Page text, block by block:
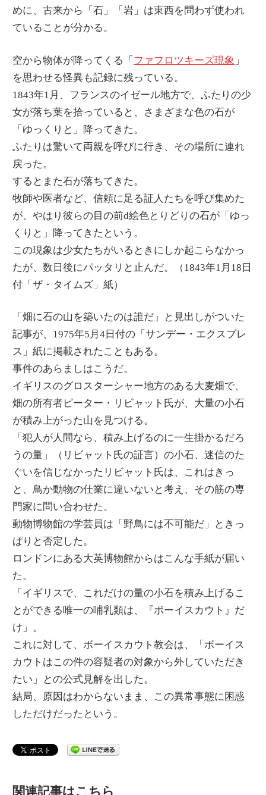
めに、古来から「石」「岩」は東西を問わず使われ
ていることが分かる。
空から物体が降ってくる「 ファフロツキーズ現象 」
を思わせる怪異も記録に残っている。
1843年1月、フランスのイゼール地方で、ふたりの少
女が落ち葉を拾っていると、さまざまな色の石が
「ゆっくりと」降ってきた。
ふたりは驚いて両親を呼びに行き、その場所に連れ
戻った。
するとまた石が落ちてきた。
牧師や医者など、信頼に足る証人たちを呼び集めた
が、やはり彼らの目の前d絵色とりどりの石が「ゆっ
くりと」降ってきたという。
この現象は少女たちがいるときにしか起こらなかっ
たが、数日後にパッタリと止んだ。（1843年1月18日
付「ザ・タイムズ」紙）
「畑に石の山を築いたのは誰だ」と見出しがついた
記事が、1975年5月4日付の「サンデー・エクスプレ
ス」紙に掲載されたこともある。
事件のあらましはこうだ。
イギリスのグロスターシャー地方のある大麦畑で、
畑の所有者ピーター・リビャット氏が、大量の小石
が積み上がった山を見つける。
「犯人が人間なら、積み上げるのに一生掛かるだろ
うの量」（リビャット氏の証言）の小石、迷信のた
ぐいを信じなかったリビャット氏は、これはきっ
と、鳥か動物の仕業に違いないと考え、その筋の専
門家に問い合わせた。
動物博物館の学芸員は「野鳥には不可能だ」ときっ
ぱりと否定した。
ロンドンにある大英博物館からはこんな手紙が届い
た。
「イギリスで、これだけの量の小石を積み上げるこ
とができる唯一の哺乳類は、『ボーイスカウト』だ
け」。
これに対して、ボーイスカウト教会は、「ボーイス
カウトはこの件の容疑者の対象から外していただき
たい」との公式見解を出した。
結局、原因はわからないまま、この異常事態に困惑
しただけだったという。
関連記事はこちら